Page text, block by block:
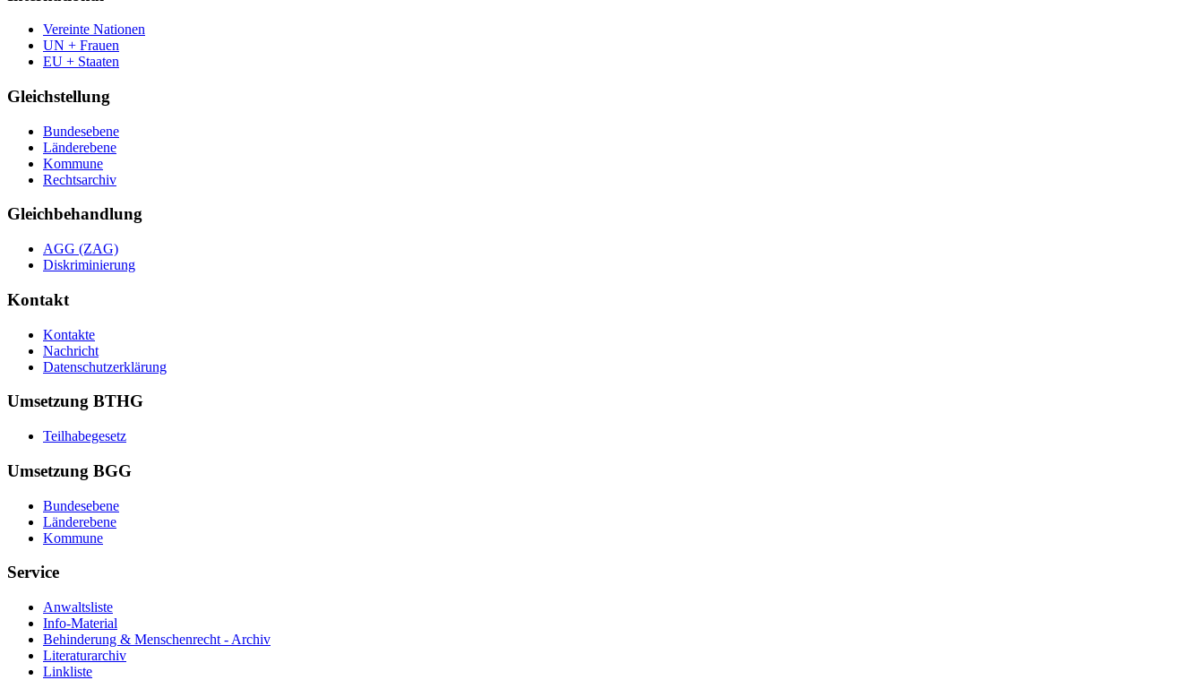
Vereinte Nationen
UN + Frauen
EU + Staaten
Gleichstellung
Bundesebene
Länderebene
Kommune
Rechtsarchiv
Gleichbehandlung
AGG (ZAG)
Diskriminierung
Kontakt
Kontakte
Nachricht
Datenschutzerklärung
Umsetzung BTHG
Teilhabegesetz
Umsetzung BGG
Bundesebene
Länderebene
Kommune
Service
Anwaltsliste
Info-Material
Behinderung & Menschenrecht - Archiv
Literaturarchiv
Linkliste